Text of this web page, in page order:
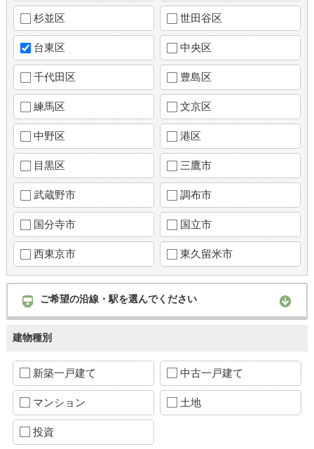
杉並区 世田谷区
台東区 中央区
千代田区 豊島区
練馬区 文京区
中野区 港区
目黒区 三鷹市
武蔵野市 調布市
国分寺市 国立市
西東京市 東久留米市
ご希望の沿線・駅を選んでください
建物種別
新築一戸建て 中古一戸建て
マンション 土地
投資